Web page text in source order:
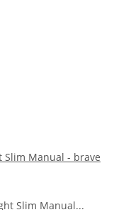
Slim Manual - brave